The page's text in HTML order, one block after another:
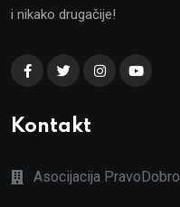
i nikako drugačije!
Kontakt
Asocijacija PravoDobro